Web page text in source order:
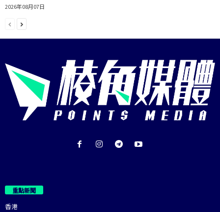
2026年08月07日
重點新聞
香港